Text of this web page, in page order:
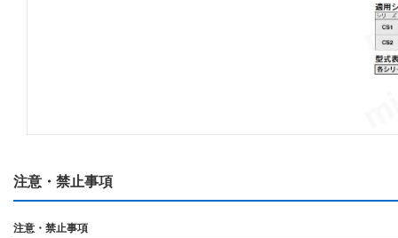
注意・禁止事項
注意・禁止事項